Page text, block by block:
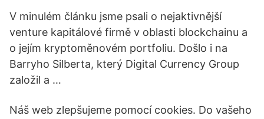
V minulém článku jsme psali o nejaktivnější
venture kapitálové firmě v oblasti blockchainu a
o jejím kryptoměnovém portfoliu. Došlo i na
Barryho Silberta, který Digital Currency Group
založil a …
Náš web zlepšujeme pomocí cookies. Do vašeho